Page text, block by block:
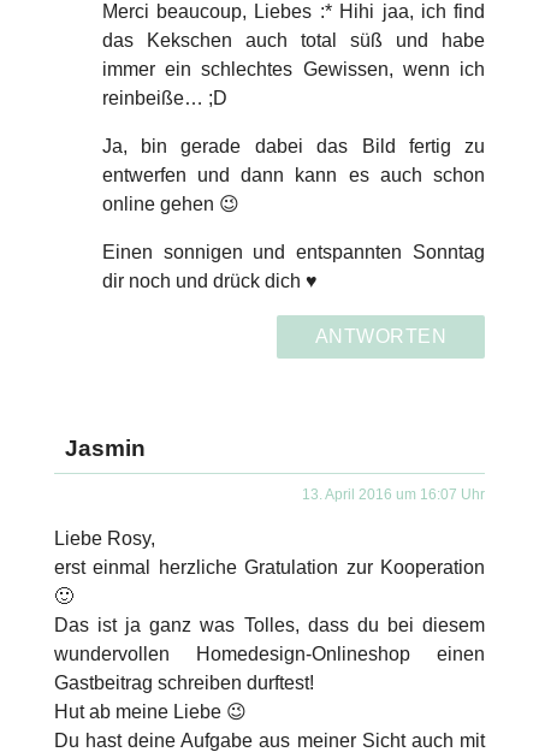
Merci beaucoup, Liebes :* Hihi jaa, ich find
das Kekschen auch total süß und habe
immer ein schlechtes Gewissen, wenn ich
reinbeiße… ;D
Ja, bin gerade dabei das Bild fertig zu
entwerfen und dann kann es auch schon
online gehen 😉
Einen sonnigen und entspannten Sonntag
dir noch und drück dich ♥
ANTWORTEN
Jasmin
13. April 2016 um 16:07 Uhr
Liebe Rosy,
erst einmal herzliche Gratulation zur Kooperation
🙂
Das ist ja ganz was Tolles, dass du bei diesem
wundervollen Homedesign-Onlineshop einen
Gastbeitrag schreiben durftest!
Hut ab meine Liebe 😉
Du hast deine Aufgabe aus meiner Sicht auch mit